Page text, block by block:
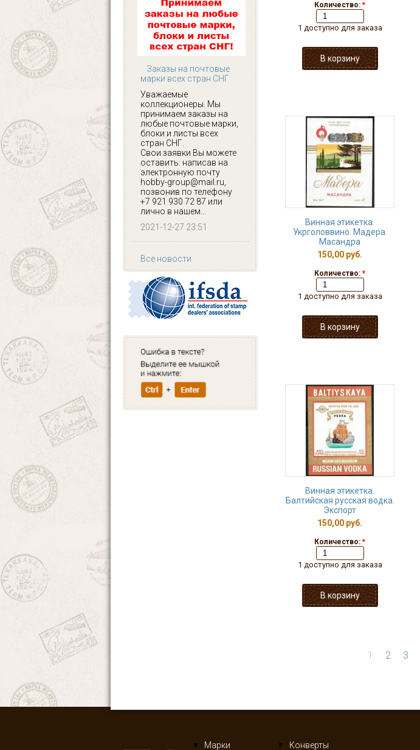
Заказы на почтовые
марки всех стран СНГ
Уважаемые
коллекционеры. Мы
принимаем заказы на
любые почтовые марки,
блоки и листы всех
стран СНГ.
Свои заявки Вы можете
оставить: написав на
электронную почту
hobby-group@mail.ru,
позвонив по телефону
+7 921 930 72 87 или
лично в нашем...
2021-12-27 23:51
Все новости
Количество: *
1 доступно для заказа
Винная этикетка.
Укрголоввино. Мадера.
Масандра
150,00 руб.
Количество: *
1 доступно для заказа
Винная этикетка.
Балтийская русская водка.
Экспорт
150,00 руб.
Количество: *
1 доступно для заказа
1 2 3
Марки Конверты